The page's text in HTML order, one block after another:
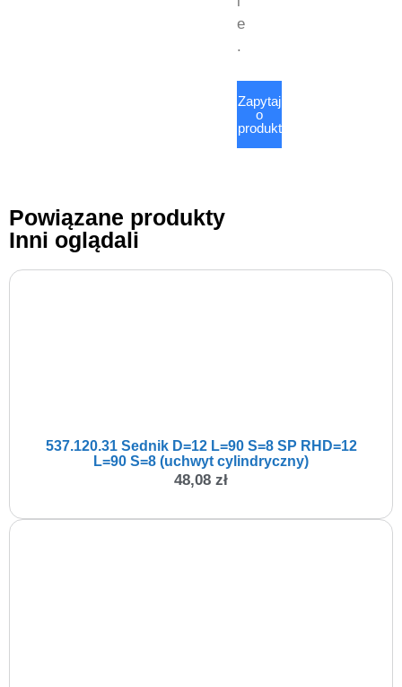
e
.
Zapytaj
o
produkt
Powiązane produkty
Inni oglądali
537.120.31 Sednik D=12 L=90 S=8 SP RHD=12
L=90 S=8 (uchwyt cylindryczny)
48,08 zł